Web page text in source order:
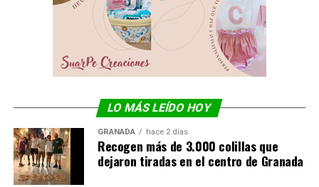
LO MÁS LEÍDO HOY
GRANADA hace 2 días
Recogen más de 3.000 colillas que
dejaron tiradas en el centro de Granada